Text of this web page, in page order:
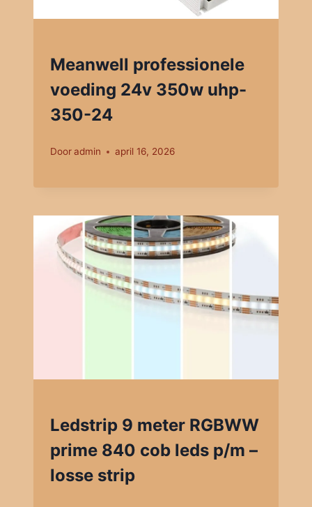
Meanwell professionele
voeding 24v 350w uhp-
350-24
Dooradmin april 16, 2026
Ledstrip 9 meter RGBWW
prime 840 cob leds p/m –
losse strip